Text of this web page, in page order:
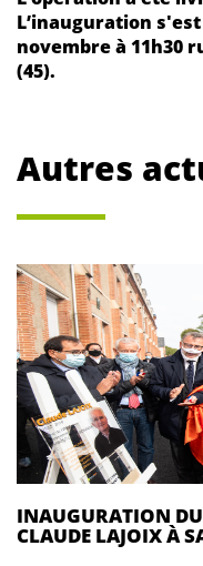
L’inauguration
novembre à 11h30
(45).
Autres
INAUGURATION DU
CLAUDE LAJOIX À